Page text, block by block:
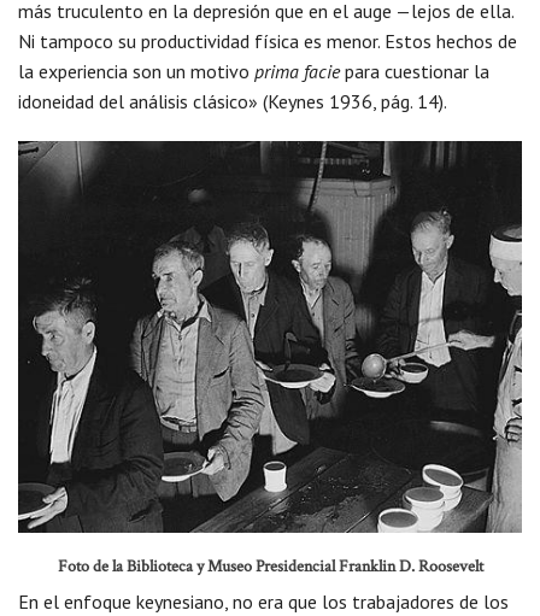
más truculento en la depresión que en el auge —lejos de ella.
Ni tampoco su productividad física es menor. Estos hechos de
la experiencia son un motivo prima faciepara cuestionar la
idoneidad del análisis clásico» (Keynes 1936, pág. 14).
Foto de la Biblioteca y Museo Presidencial Franklin D. Roosevelt
En el enfoque keynesiano, no era que los trabajadores de los